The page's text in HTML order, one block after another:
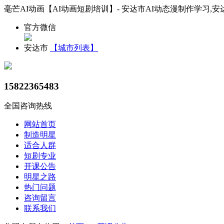
毫芒AI动画【AI动画短剧培训】- 安达市AI动态漫制作学习,安
官方微信
安达市 【城市列表】
15822365483
全国咨询热线
网站首页
制造明星
适合人群
短剧专业
开课公告
明星之路
热门问题
咨询留言
联系我们